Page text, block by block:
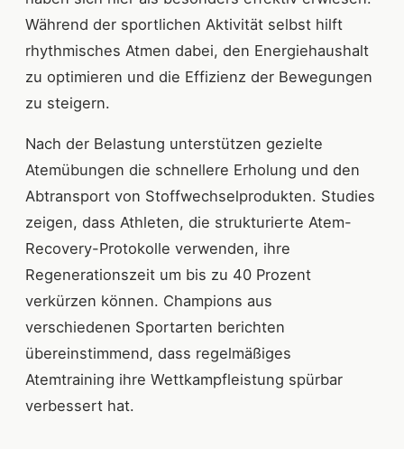
Während der sportlichen Aktivität selbst hilft
rhythmisches Atmen dabei, den Energiehaushalt
zu optimieren und die Effizienz der Bewegungen
zu steigern.
Nach der Belastung unterstützen gezielte
Atemübungen die schnellere Erholung und den
Abtransport von Stoffwechselprodukten. Studies
zeigen, dass Athleten, die strukturierte Atem-
Recovery-Protokolle verwenden, ihre
Regenerationszeit um bis zu 40 Prozent
verkürzen können. Champions aus
verschiedenen Sportarten berichten
übereinstimmend, dass regelmäßiges
Atemtraining ihre Wettkampfleistung spürbar
verbessert hat.